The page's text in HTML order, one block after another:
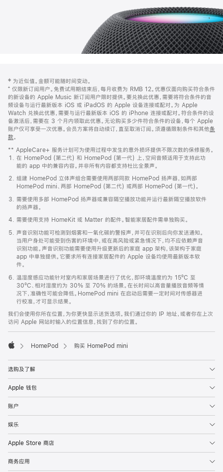
页
页
脚
注
‡ 为近似值。金额可能随时间变动。
⁺ 仅限新订阅用户。免费试用期结束后，每月收费为 RMB 12。优惠仅面向购买符合条件
的新设备的 Apple Music 新订阅用户限时提供。要兑换此优惠，需要将符合条件的音
频设备与运行最新版本 iOS 或 iPadOS 的 Apple 设备连接或配对。为 Apple
Watch 兑换此优惠，需要与运行最新版本 iOS 的 iPhone 连接或配对。符合条件的设
备激活后，需要在 3 个月内领取此优惠。无论购买多少件符合条件的设备，每个 Apple
账户仅可享受一次优惠。会员方案将自动续订，直至取消订阅。须遵循限制条件和其他条
款。
窗
口
中
打
开)
** AppleCare+ 服务计划可为使用过程中发生的意外损坏提供不限次数的保修服务。
在 HomePod (第二代) 和 HomePod (第一代) 上，空间音频适用于支持此功
能的 app 中的兼容内容。并非所有内容都支持杜比全景声。
组建 HomePod 立体声组合需要使用两部同款 HomePod 扬声器，如两部
HomePod mini、两部 HomePod (第二代) 或两部 HomePod (第一代)。
需要使用多部 HomePod 扬声器或兼容隔空播放功能并运行最新隔空播放软件
的扬声器。
需要使用支持 HomeKit 或 Matter 的配件。智能家居配件需单独购买。
声音识别功能可检测到烟雾和一氧化碳的警报声，并可在识别后向你发送通知。
当用户身处可能受到伤害的环境中，或在高风险或紧急情况下，均不应依赖声音
识别功能。声音识别功能需要使用升级更新后的家庭 app 架构，该架构于家庭
app 中单独提供。它要求所有连接家居配件的 Apple 设备均使用最新版本软
件。
温湿度感应功能针对室内和家居场景进行了优化，即环境温度约为 15ºC 至
30ºC、相对湿度约为 30% 至 70% 的场景。在长时间以高音量播放音频等情
况下，准确性可能会降低。HomePod mini 在启动后需要一定时间对传感器进
行校准，才可显示结果。
我们会使用你所在位置，为你更快显示送货选项。我们通过你的 IP 地址，或者你在上次
访问 Apple 网站时输入的位置信息，找到了你的位置。
HomePod 购买 HomePod mini
选购及了解
Apple 钱包
账户
娱乐
Apple Store 商店
商务应用